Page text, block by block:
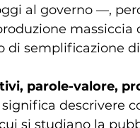
al governo —,
massiccia
semplificazione
parole-valore,
significa descrivere
si studiano la